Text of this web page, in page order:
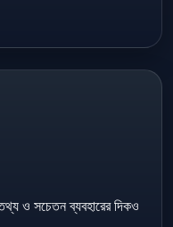
ও সচেতন ব্যবহারের দিকও